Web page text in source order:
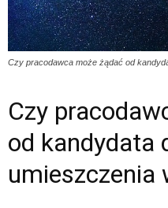
Czy pracodawca może żądać od
Czy
od kandydata
umieszczenia